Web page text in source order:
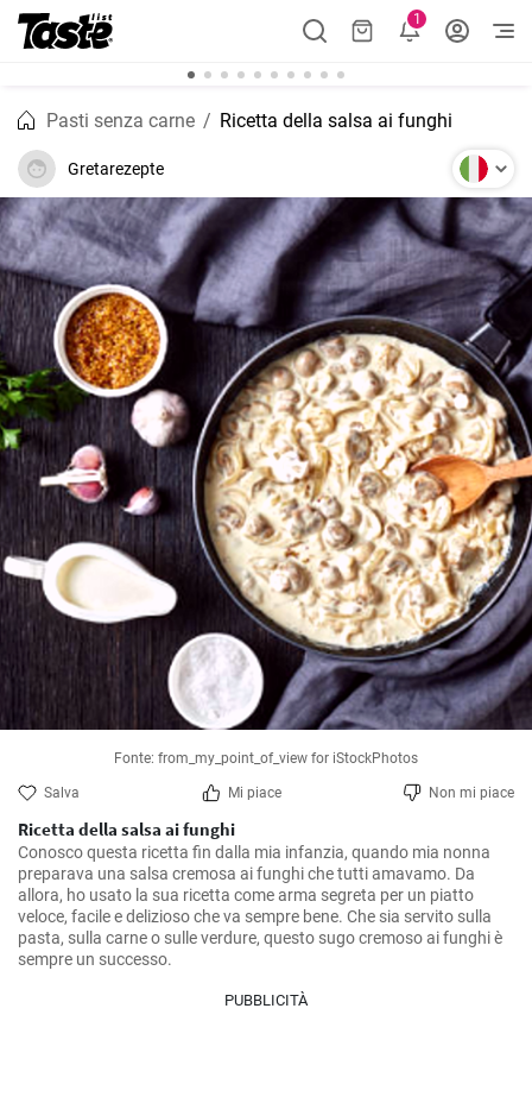
1
Pasti senza carne Ricetta della salsa ai funghi
Gretarezepte
Fonte: from_my_point_of_view for iStockPhotos
Salva Mi piace Non mi piace
Ricetta della salsa ai funghi
Conosco questa ricetta fin dalla mia infanzia, quando mia nonna
preparava una salsa cremosa ai funghi che tutti amavamo. Da
allora, ho usato la sua ricetta come arma segreta per un piatto
veloce, facile e delizioso che va sempre bene. Che sia servito sulla
pasta, sulla carne o sulle verdure, questo sugo cremoso ai funghi è
sempre un successo.
PUBBLICITÀ